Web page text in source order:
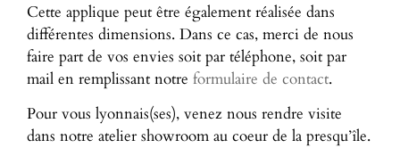
Cette applique peut être également réalisée dans
différentes dimensions. Dans ce cas, merci de nous
faire part de vos envies soit par téléphone, soit par
mail en remplissant notre formulaire de contact.
Pour vous lyonnais(ses), venez nous rendre visite
dans notre atelier showroom au coeur de la presqu’île.